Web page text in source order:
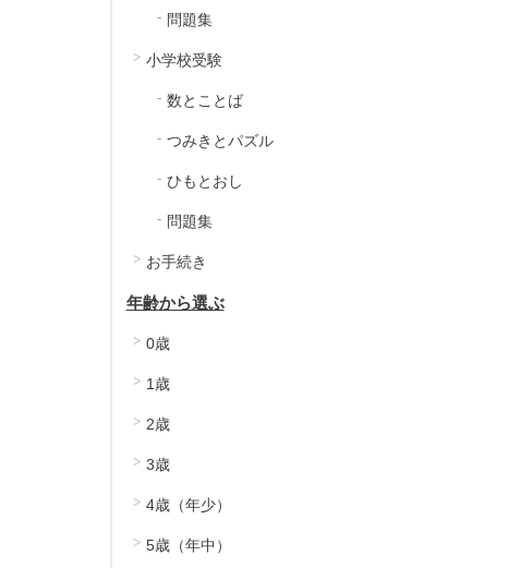
問題集
小学校受験
数とことば
つみきとパズル
ひもとおし
問題集
お手続き
年齢から選ぶ
0歳
1歳
2歳
3歳
4歳（年少）
5歳（年中）